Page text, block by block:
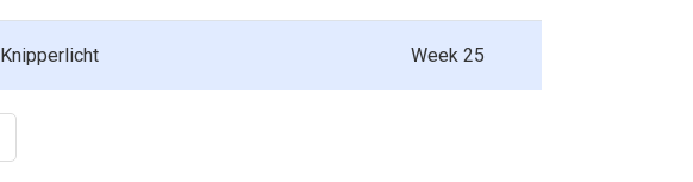
Knipperlicht Week 25